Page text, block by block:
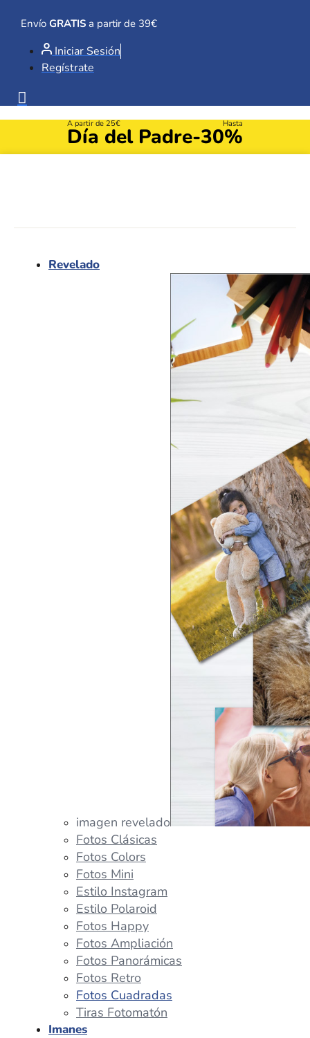
contenido
Envío GRATIS a partir de 39€
Iniciar Sesión
Regístrate
A partir de 25€
Día del Padre
Hasta
-30%
Revelado
imagen revelado
Fotos Clásicas
Fotos Colors
Fotos Mini
Estilo Instagram
Estilo Polaroid
Fotos Happy
Fotos Ampliación
Fotos Panorámicas
Fotos Retro
Fotos Cuadradas
Tiras Fotomatón
Imanes